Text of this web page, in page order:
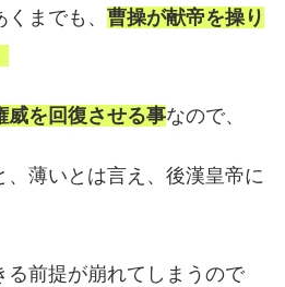
までも、 曹操が献帝を操り
威を回復させる事なので、
薄いとは言え、後漢皇帝に
る前提が崩れてしまうので